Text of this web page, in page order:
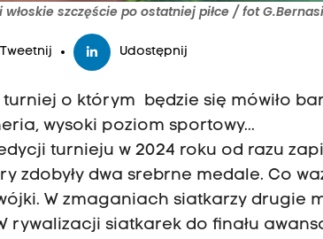
szczęście po ostatniej piłce / fot
Tweetnij Udostępnij
turniej o którym będzie się mówiło
wysoki poziom sportowy...
turnieju w 2024 roku od razu
zdobyły dwa srebrne medale. Co
W zmaganiach siatkarzy drugie
rywalizacji siatkarek do finału